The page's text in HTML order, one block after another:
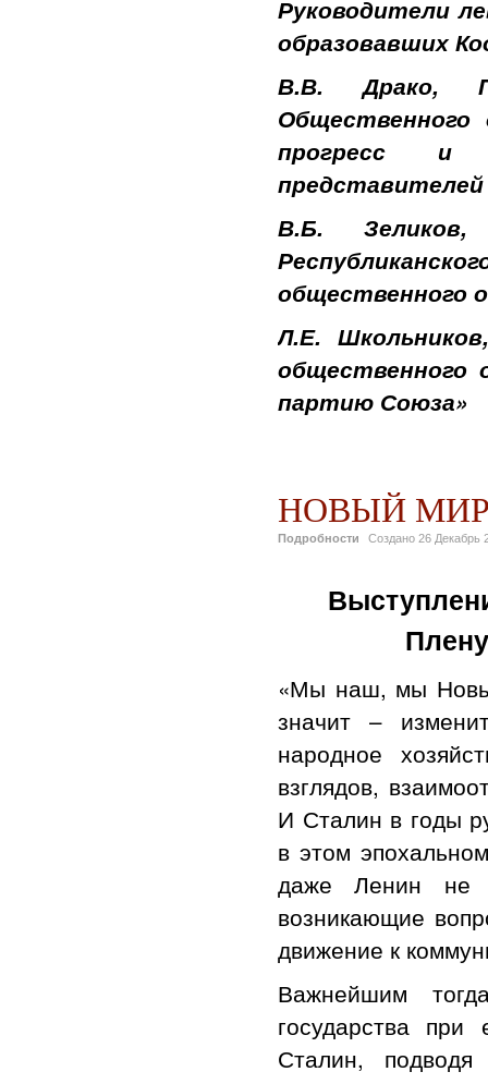
Руководители
образовавших
В.В. Драко,
Общественного
прогресс и
представителей
В.Б.
общественного
Л.Е.
общественного
партию Союза»
НОВЫЙ
Подробности Создано 26 Декабрь
«Мы наш, мы
значит –
народное
взглядов,
И Сталин в годы
в этом
даже Ленин не
возникающие
движение к
Важнейшим
государства
Сталин,